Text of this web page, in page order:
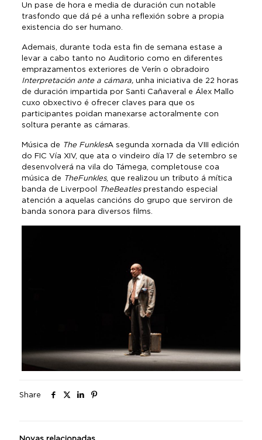
Un pase de hora e media de duración cun notable
trasfondo que dá pé a unha reflexión sobre a propia
existencia do ser humano.
Ademais, durante toda esta fin de semana estase a
levar a cabo tanto no Auditorio como en diferentes
emprazamentos exteriores de Verín o obradoiro
Interpretación ante a cámara,unha iniciativa de 22 horas
de duración impartida por Santi Cañaveral e Álex Mallo
cuxo obxectivo é ofrecer claves para que os
participantes poidan manexarse actoralmente con
soltura perante as cámaras.
Música de The FunklesA segunda xornada da VIII edición
do FIC Vía XIV, que ata o vindeiro día 17 de setembro se
desenvolverá na vila do Támega, completouse coa
música de TheFunkles, que realizou un tributo á mítica
banda de Liverpool
TheBeatlesprestando especial
atención a aquelas cancións do grupo que serviron de
banda sonora para diversos films.
Share